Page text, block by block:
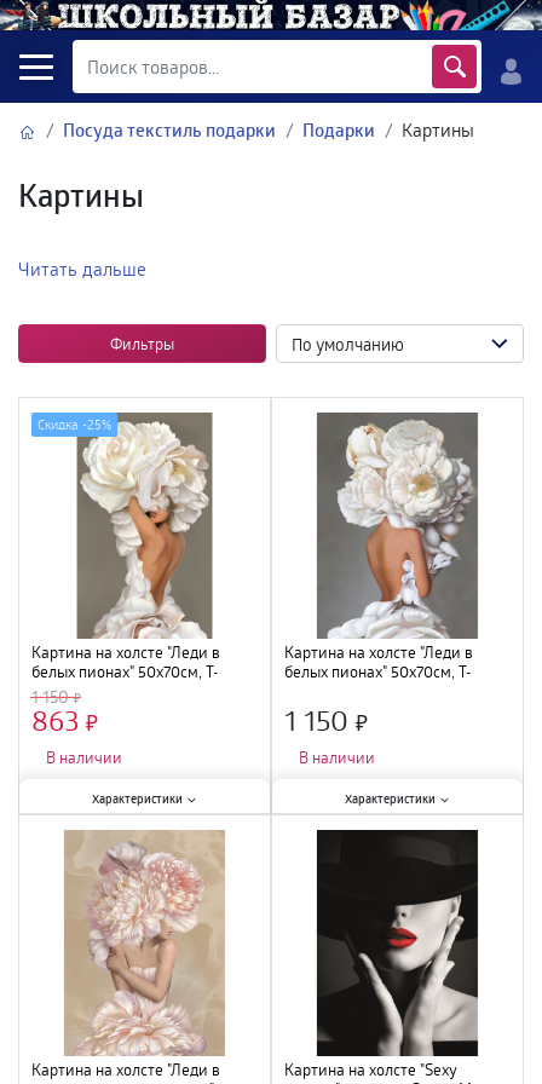
Посуда текстиль подарки Подарки Картины
Картины
Читать дальше
Фильтры
Характеристики:
картина на холсте;
Материал
:нетканный материал,
;
Тематика:девушка;
Количество модулей:1;
:50 см;
70 см;
Картина на холсте "Леди в
белых пионах" 50х70см, T-
1328M
1 150
863
В наличии
Характеристики
Скидка -25%
Характеристики:
:картина на холсте;
нетканный материал,
Количество модулей:
Ширина:
70 см
Картина на холсте "Леди в
белых пионах" 50х70см, T-
1 150
В наличии
Характеристики
Картина на холсте "Леди в
Картина на холсте "Sexy